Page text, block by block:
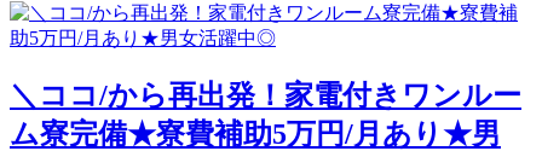
＼ココ/から再出発！家電付きワンルー
ム寮完備★寮費補助5万円/月あり★男